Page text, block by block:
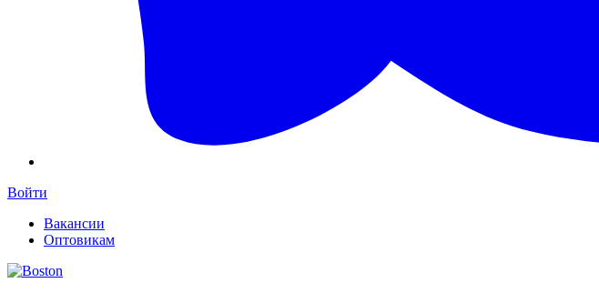
Войти
Вакансии
Оптовикам